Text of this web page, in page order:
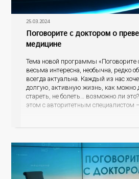
25.03.2024
Поговорите с доктором о
медицине
Тема новой программы «Поговорите
весьма интересна, необычна, редко
всегда актуальна. Каждый из нас
долгую, активную жизнь, как можно
стареть, не болеть… возможно ли
этом с авторитетным специалистом